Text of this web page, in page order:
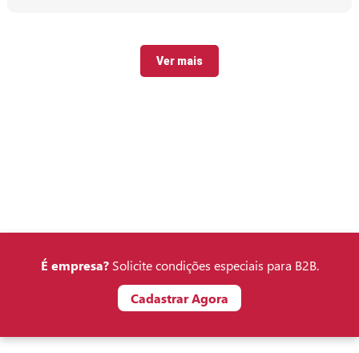
Ver mais
É empresa?Solicite condições especiais para B2B.
Cadastrar Agora